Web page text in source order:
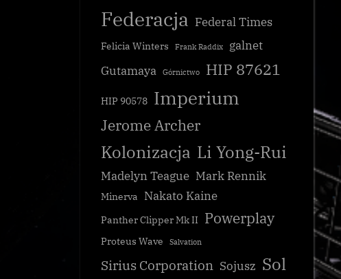
Raport z Wojny Thargoidzkiej: Tytan
zniszczony
Galnet
Federacja Federal Times
Felicia Winters Frank Raddix
galnet
Gutamaya
Górnictwo HIP 87621
HIP 90578 Imperium
Jerome Archer
Kolonizacja Li Yong-Rui
Madelyn Teague Mark Rennik
Minerva Nakato Kaine
Panther Clipper Mk II Powerplay
Proteus Wave Salvation
Sirius Corporation Sojusz Sol